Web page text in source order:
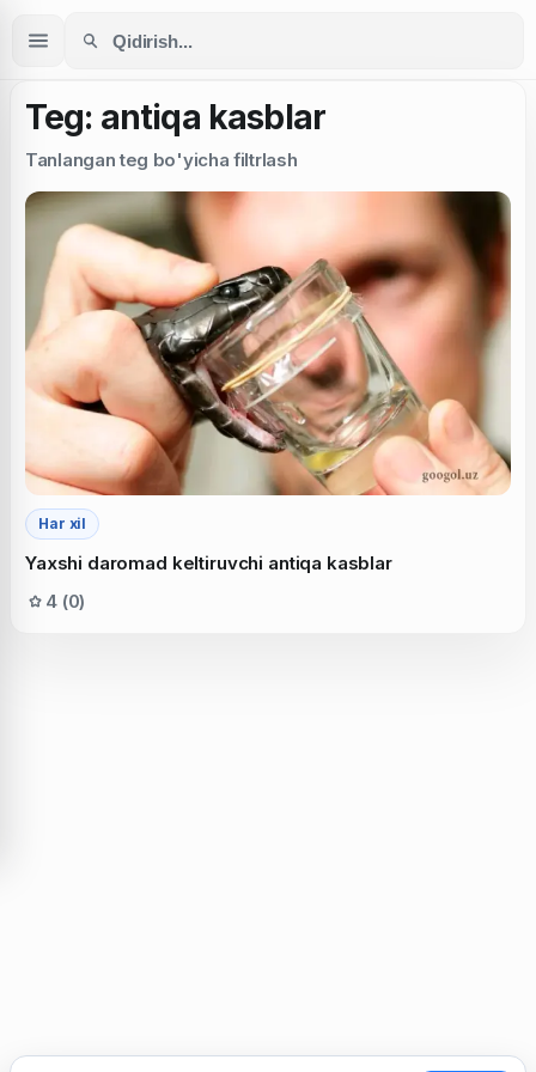
Teg: antiqa kasblar
Tanlangan teg bo'yicha filtrlash
Har xil
Yaxshi daromad keltiruvchi antiqa kasblar
4 (0)